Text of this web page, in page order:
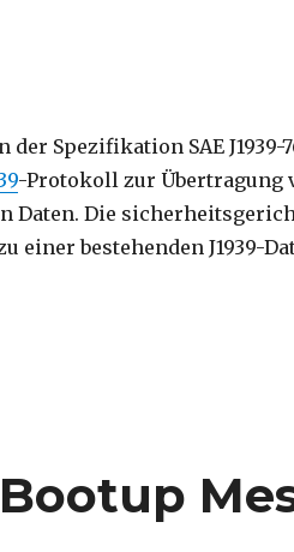
der Spezifikation SAE J1939-
-Protokoll zur Übertragung
Die
einer bestehenden J1939-